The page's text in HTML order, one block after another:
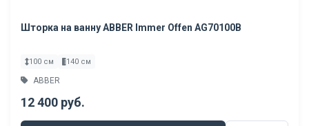
Шторка на ванну ABBER Immer Offen AG70100B
100 см 140 см
ABBER
12 400 руб.